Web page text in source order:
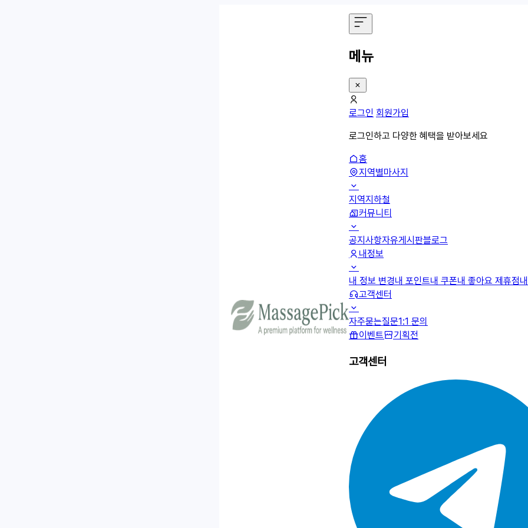
메뉴
로그인 회원가입
로그인하고 다양한 혜택을 받아보세요
홈
지역별마사지
지역지하철
커뮤니티
공지사항자유게시판블로그
내정보
내 정보 변경내 포인트내 쿠폰내 좋아요 제휴점
고객센터
자주묻는질문1:1 문의
이벤트
기획전
고객센터